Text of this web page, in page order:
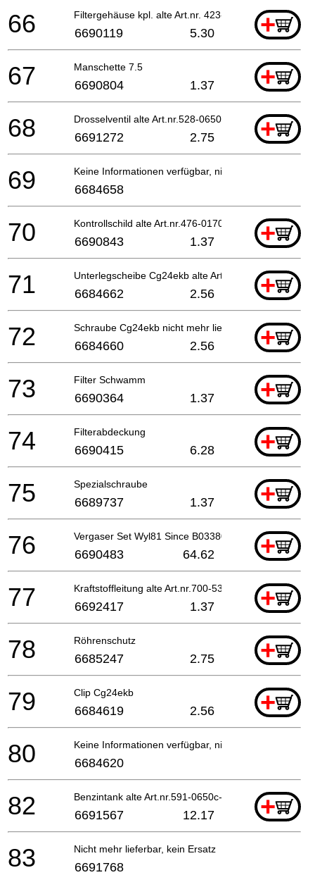
Filtergehäuse kpl. alte Art.nr. 423-06500-81+
66 6690119 5.30
Manschette 7.5 +
67 6690804 1.37
Drosselventil alte Art.nr.528-06500-20 Till B0286
+
68 6691272 2.75
Keine Informationen verfügbar, nicht bestellbar
69 6684658
Kontrollschild alte Art.nr.476-01700-20 +
70 6690843 1.37
Unterlegscheibe Cg24ekb alte Art.nr. 992-01050-01
+
71 6684662 2.56
Schraube Cg24ekb nicht mehr lieferbar! alte Art.n
+
72 6684660 2.56
Filter Schwamm +
73 6690364 1.37
Filterabdeckung +
74 6690415 6.28
Spezialschraube +
75 6689737 1.37
Vergaser Set Wyl81 Since B033801 +
76 6690483 64.62
Kraftstoffleitung alte Art.nr.700-53005-13 Till R
+
77 6692417 1.37
Röhrenschutz +
78 6685247 2.75
Clip Cg24ekb +
79 6684619 2.56
Keine Informationen verfügbar, nicht bestellbar
80 6684620
Benzintank alte Art.nr.591-0650c-21 Since V169301
+
82 6691567 12.17
Nicht mehr lieferbar, kein Ersatz
83 6691768